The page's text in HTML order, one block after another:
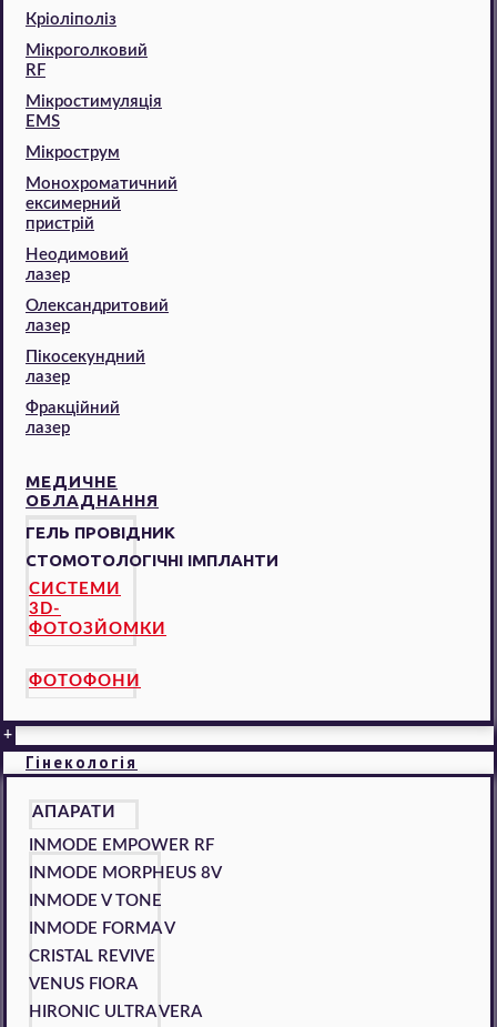
Кріоліполіз
Мікроголковий
RF
Мікростимуляція
EMS
Мікрострум
Монохроматичний
ексимерний
пристрій
Неодимовий
лазер
Олександритовий
лазер
Пікосекундний
лазер
Фракційний
лазер
МЕДИЧНЕ
ОБЛАДНАННЯ
ГЕЛЬ ПРОВІДНИК
СТОМОТОЛОГІЧНІ ІМПЛАНТИ
СИСТЕМИ
3D-
ФОТОЗЙОМКИ
ФОТОФОНИ
+
Гінекологія
АПАРАТИ
INMODE EMPOWER RF
INMODE MORPHEUS 8V
INMODE V TONE
INMODE FORMA V
CRISTAL REVIVE
VENUS FIORA
HIRONIC ULTRA VERA